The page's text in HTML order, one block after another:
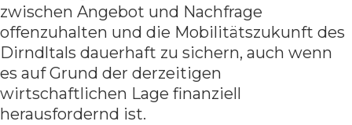
zwischen Angebot und Nachfrage
offenzuhalten und die Mobilitätszukunft des
Dirndltals dauerhaft zu sichern, auch wenn
es auf Grund der derzeitigen
wirtschaftlichen Lage finanziell
herausfordernd ist.